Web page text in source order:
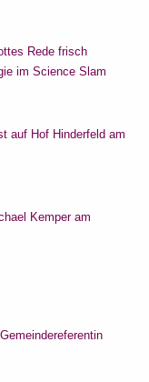
Rede frisch
im Science Slam
auf Hof Hinderfeld am
Kemper am